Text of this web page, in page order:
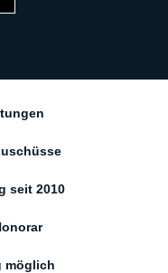
seit 2010
r
möglich